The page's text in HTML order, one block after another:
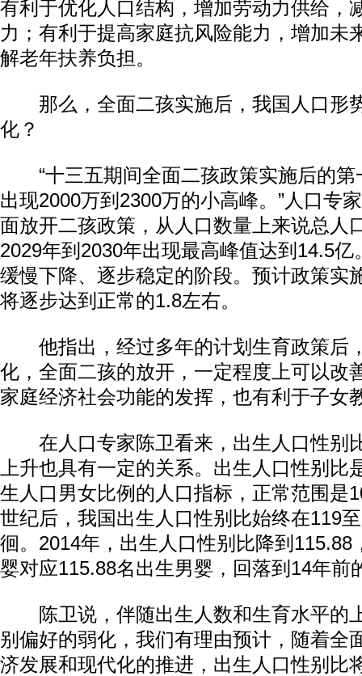
有利于优化人口结构，增加劳动力供给，
力；有利于提高家庭抗风险能力，增加未
解老年扶养负担。
那么，全面二孩实施后，我国人口形
化？
“十三五期间全面二孩政策实施后的第
出现2000万到2300万的小高峰。”人口专
面放开二孩政策，从人口数量上来说总人
2029年到2030年出现最高峰值达到14.5
缓慢下降、逐步稳定的阶段。预计政策实
将逐步达到正常的1.8左右。
他指出，经过多年的计划生育政策后
化，全面二孩的放开，一定程度上可以改
家庭经济社会功能的发挥，也有利于子女
在人口专家陈卫看来，出生人口性别
上升也具有一定的关系。出生人口性别比
生人口男女比例的人口指标，正常范围是
世纪后，我国出生人口性别比始终在119
徊。2014年，出生人口性别比降到115.88
婴对应115.88名出生男婴，回落到14年前
陈卫说，伴随出生人数和生育水平的
别偏好的弱化，我们有理由预计，随着全
济发展和现代化的推进，出生人口性别比